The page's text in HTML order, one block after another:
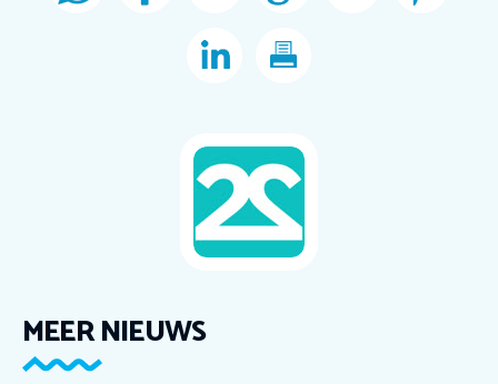
MEER NIEUWS